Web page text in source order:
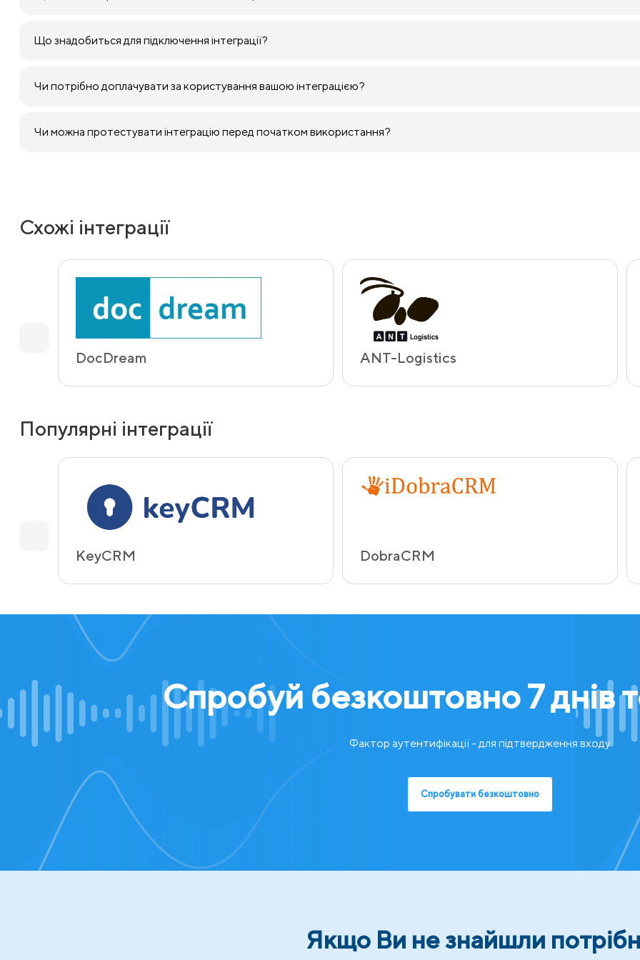
Що знадобиться для підключення інтеграції?
Чи потрібно доплачувати за користування вашою інтеграцією?
Чи можна протестувати інтеграцію перед початком використання?
Схожі інтеграції
DocDream ANT-Logistics
Популярні інтеграції
KeyCRM DobraCRM
Спробуй безкоштовно 7 днів
Фактор аутентифікації - для підтвердження входу
Спробувати безкоштовно
Якщо Ви не знайшли